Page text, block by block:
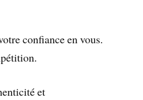
confiance en vous.
et